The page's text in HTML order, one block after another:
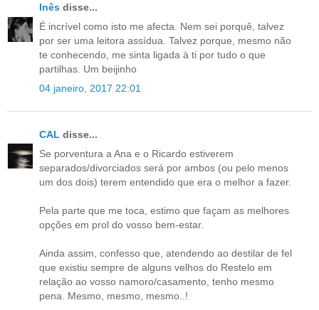
Inês disse...
É incrível como isto me afecta. Nem sei porquê, talvez
por ser uma leitora assídua. Talvez porque, mesmo não
te conhecendo, me sinta ligada à ti por tudo o que
partilhas. Um beijinho
04 janeiro, 2017 22:01
CAL disse...
Se porventura a Ana e o Ricardo estiverem
separados/divorciados será por ambos (ou pelo menos
um dos dois) terem entendido que era o melhor a fazer.
Pela parte que me toca, estimo que façam as melhores
opções em prol do vosso bem-estar.
Ainda assim, confesso que, atendendo ao destilar de fel
que existiu sempre de alguns velhos do Restelo em
relação ao vosso namoro/casamento, tenho mesmo
pena. Mesmo, mesmo, mesmo..!